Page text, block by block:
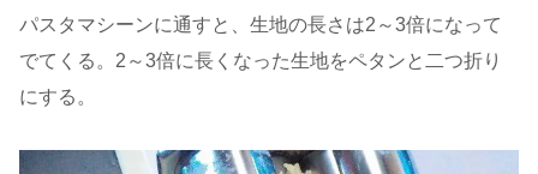
パスタマシーンに通すと、生地の長さは2～3倍になって
でてくる。2～3倍に長くなった生地をペタンと二つ折り
にする。